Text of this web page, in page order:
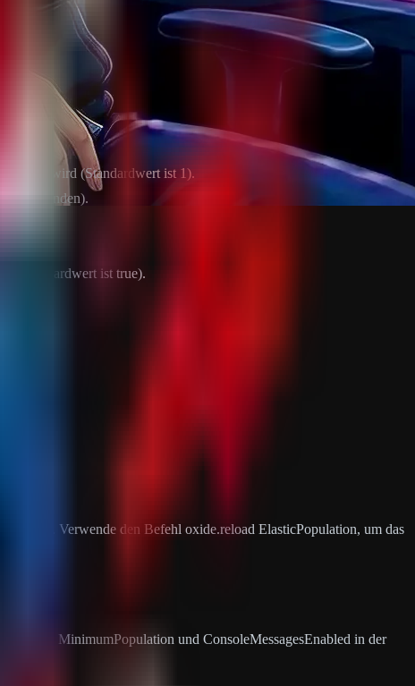
wird (Standardwert ist 1).
10 Sekunden).
(Standardwert ist true).
Verwende den Befehl oxide.reload ElasticPopulation, um das
MinimumPopulation und ConsoleMessagesEnabled in der